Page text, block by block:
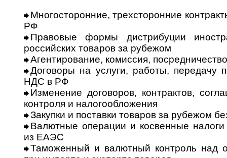
Многосторонние, трех­сто­рон­ние
РФ
Правовые формы дистрибуции
российских товаров за рубежом
Агентирование, комиссия,
Договоры на услуги, работы, передачу
НДС в РФ
Изменение договоров, контрактов,
контроля и налогообложения
Закупки и поставки товаров за рубежом
Валютные операции и косвенные
из ЕАЭС
Таможенный и валютный контроль над